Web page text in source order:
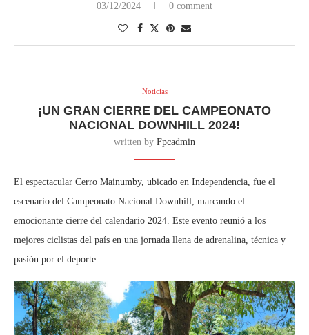
03/12/2024 0 comment
Noticias
¡UN GRAN CIERRE DEL CAMPEONATO
NACIONAL DOWNHILL 2024!
written by Fpcadmin
El espectacular Cerro Mainumby, ubicado en Independencia, fue el
escenario del Campeonato Nacional Downhill, marcando el
emocionante cierre del calendario 2024. Este evento reunió a los
mejores ciclistas del país en una jornada llena de adrenalina, técnica y
pasión por el deporte.